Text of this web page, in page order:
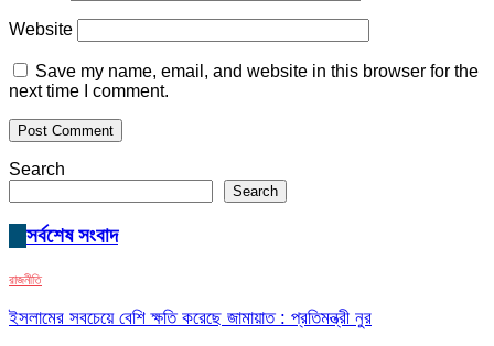
Website
Save my name, email, and website in this browser for the
next time I comment.
Search
Search
সর্বশেষ সংবাদ
রাজনীতি
ইসলামের সবচেয়ে বেশি ক্ষতি করেছে জামায়াত : প্রতিমন্ত্রী নুর